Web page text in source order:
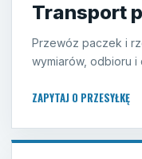
Transport
Przewóz paczek i
wymiarów, odbioru i
ZAPYTAJ O PRZESYŁKĘ